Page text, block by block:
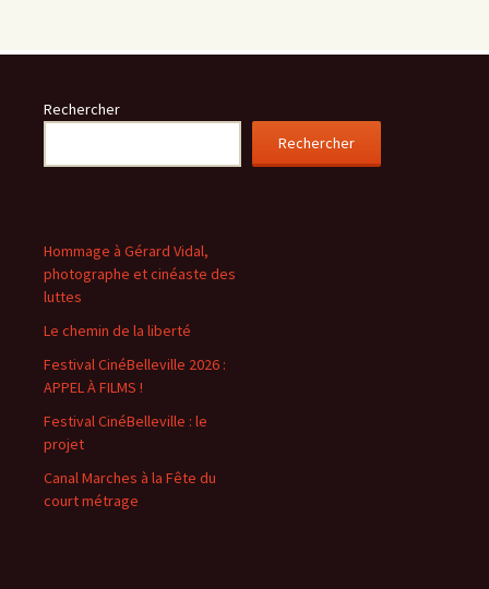
Rechercher
Rechercher
Hommage à Gérard Vidal,
photographe et cinéaste des
luttes
Le chemin de la liberté
Festival CinéBelleville 2026 :
APPEL À FILMS !
Festival CinéBelleville : le
projet
Canal Marches à la Fête du
court métrage